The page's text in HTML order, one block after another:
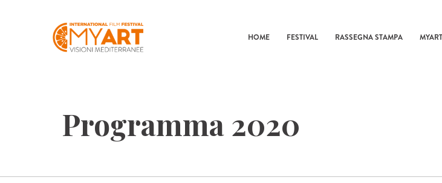
HOME FESTIVAL RASSEGNA STAMPA
Programma 2020